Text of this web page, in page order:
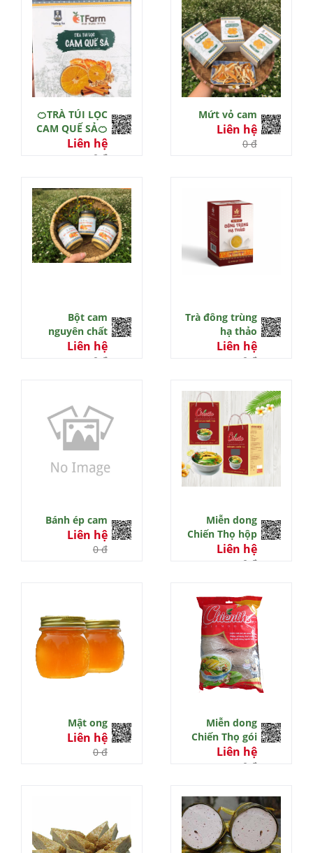
🍊TRÀ TÚI LỌC
CAM QUẾ SẢ🍊
Liên hệ
0 đ
Mứt vỏ cam
Liên hệ
0 đ
Bột cam
nguyên chất
Liên hệ
0 đ
Trà đông trùng
hạ thảo
Liên hệ
0 đ
Bánh ép cam
Liên hệ
0 đ
Miễn dong
Chiến Thọ hộp
Liên hệ
0 đ
Mật ong
Liên hệ
0 đ
Miễn dong
Chiến Thọ gói
Liên hệ
0 đ